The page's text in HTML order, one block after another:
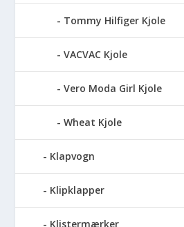
Tommy Hilfiger Kjole
VACVAC Kjole
Vero Moda Girl Kjole
Wheat Kjole
Klapvogn
Klipklapper
Klistermærker